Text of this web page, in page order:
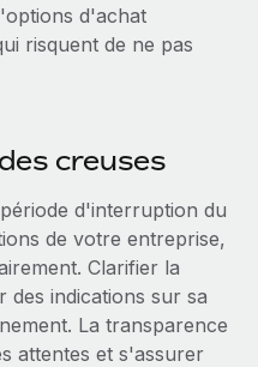
d’IA à Remote grâce à
des outils essentiels
sur les RH à
les grandes entreprises
de la tech
de partenariat
assistées par
les talents
d'achat
risquent de ne pas
creuses
d'interruption du
de votre entreprise,
Clarifier la
des indications sur sa
La transparence
attentes et s'assurer